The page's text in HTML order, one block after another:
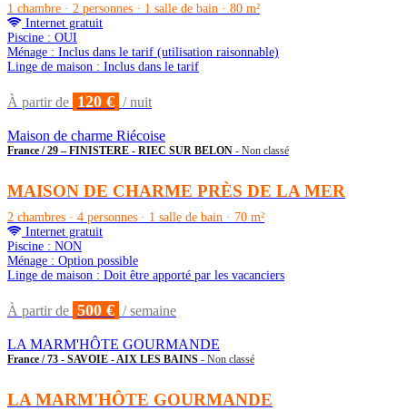
1 chambre · 2 personnes · 1 salle de bain · 80 m²
Internet gratuit
Piscine : OUI
Ménage : Inclus dans le tarif (utilisation raisonnable)
Linge de maison : Inclus dans le tarif
À partir de 120 € / nuit
Maison de charme Riécoise
France / 29 – FINISTERE - RIEC SUR BELON - Non classé
MAISON DE CHARME PRÈS DE LA MER
2 chambres · 4 personnes · 1 salle de bain · 70 m²
Internet gratuit
Piscine : NON
Ménage : Option possible
Linge de maison : Doit être apporté par les vacanciers
À partir de 500 € / semaine
LA MARM'HÔTE GOURMANDE
France / 73 - SAVOIE - AIX LES BAINS - Non classé
LA MARM'HÔTE GOURMANDE